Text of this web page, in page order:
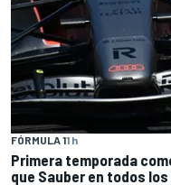
FÓRMULA 11 h
Primera temporada
que Sauber en todos